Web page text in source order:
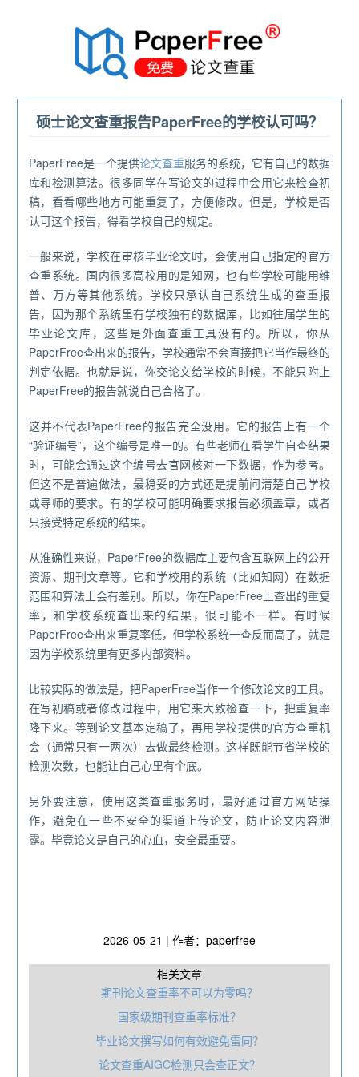
硕士论文查重报告PaperFree的学校认可吗？
PaperFree是一个提供论文查重服务的系统，它有自己的数据
库和检测算法。很多同学在写论文的过程中会用它来检查初
稿，看看哪些地方可能重复了，方便修改。但是，学校是否
认可这个报告，得看学校自己的规定。
一般来说，学校在审核毕业论文时，会使用自己指定的官方
查重系统。国内很多高校用的是知网，也有些学校可能用维
普、万方等其他系统。学校只承认自己系统生成的查重报
告，因为那个系统里有学校独有的数据库，比如往届学生的
毕业论文库，这些是外面查重工具没有的。所以，你从
PaperFree查出来的报告，学校通常不会直接把它当作最终的
判定依据。也就是说，你交论文给学校的时候，不能只附上
PaperFree的报告就说自己合格了。
这并不代表PaperFree的报告完全没用。它的报告上有一个
“验证编号”，这个编号是唯一的。有些老师在看学生自查结果
时，可能会通过这个编号去官网核对一下数据，作为参考。
但这不是普遍做法，最稳妥的方式还是提前问清楚自己学校
或导师的要求。有的学校可能明确要求报告必须盖章，或者
只接受特定系统的结果。
从准确性来说，PaperFree的数据库主要包含互联网上的公开
资源、期刊文章等。它和学校用的系统（比如知网）在数据
范围和算法上会有差别。所以，你在PaperFree上查出的重复
率，和学校系统查出来的结果，很可能不一样。有时候
PaperFree查出来重复率低，但学校系统一查反而高了，就是
因为学校系统里有更多内部资料。
比较实际的做法是，把PaperFree当作一个修改论文的工具。
在写初稿或者修改过程中，用它来大致检查一下，把重复率
降下来。等到论文基本定稿了，再用学校提供的官方查重机
会（通常只有一两次）去做最终检测。这样既能节省学校的
检测次数，也能让自己心里有个底。
另外要注意，使用这类查重服务时，最好通过官方网站操
作，避免在一些不安全的渠道上传论文，防止论文内容泄
露。毕竟论文是自己的心血，安全最重要。
2026-05-21 | 作者：paperfree
相关文章
期刊论文查重率不可以为零吗？
国家级期刊查重率标准？
毕业论文撰写如何有效避免雷同？
论文查重AIGC检测只会查正文？